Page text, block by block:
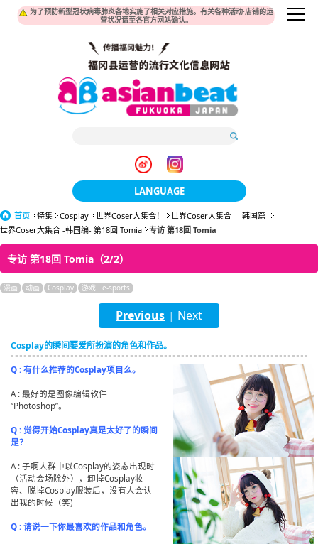
为了预防新型冠状病毒肺炎各地实施了相关对应措施。有关各种活动·店铺的运
营状况请至各官方网站确认。
LANGUAGE
日本語
한국어
簡体中文
繁體中文
Bahasa Indonesia
首页 特集 Cosplay 世界Coser大集合！
世界Coser大集合 -韩国篇-
世界Coser大集合 -韩国编- 第18回 Tomia
专访 第18回 Tomia
专访 第18回 Tomia（2/2）
漫画 动画 Cosplay 游戏 · e-sports
Previous | Next
Cosplay的瞬间要爱所扮演的角色和作品。
Q : 有什么推荐的Cosplay项目么。
A : 最好的是图像编辑软件
“Photoshop”。
Q : 觉得开始Cosplay真是太好了的瞬间
是？
A : 子啊人群中以Cosplay的姿态出现时
（活动会场除外），卸掉Cosplay妆
容、脱掉Cosplay服装后，没有人会认
出我的时候（笑)
Q : 请说一下你最喜欢的作品和角色。